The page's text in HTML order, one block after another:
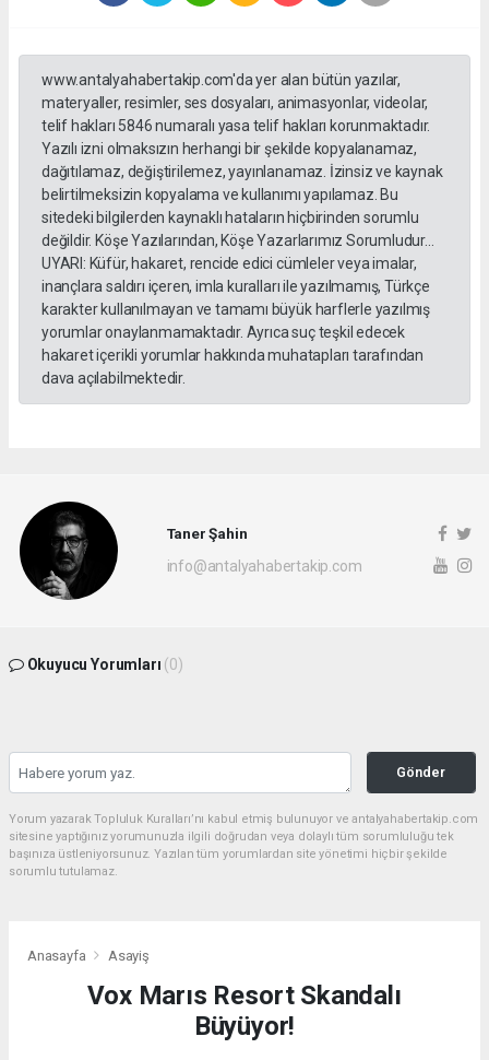
www.antalyahabertakip.com'da yer alan bütün yazılar,
materyaller, resimler, ses dosyaları, animasyonlar, videolar,
telif hakları 5846 numaralı yasa telif hakları korunmaktadır.
Yazılı izni olmaksızın herhangi bir şekilde kopyalanamaz,
dağıtılamaz, değiştirilemez, yayınlanamaz. İzinsiz ve kaynak
belirtilmeksizin kopyalama ve kullanımı yapılamaz. Bu
sitedeki bilgilerden kaynaklı hataların hiçbirinden sorumlu
değildir. Köşe Yazılarından, Köşe Yazarlarımız Sorumludur...
UYARI: Küfür, hakaret, rencide edici cümleler veya imalar,
inançlara saldırı içeren, imla kuralları ile yazılmamış, Türkçe
karakter kullanılmayan ve tamamı büyük harflerle yazılmış
yorumlar onaylanmamaktadır. Ayrıca suç teşkil edecek
hakaret içerikli yorumlar hakkında muhatapları tarafından
dava açılabilmektedir.
Taner Şahin
info@antalyahabertakip.com
Okuyucu Yorumları (0)
Gönder
Yorum yazarak Topluluk Kuralları’nı kabul etmiş bulunuyor ve antalyahabertakip.com
sitesine yaptığınız yorumunuzla ilgili doğrudan veya dolaylı tüm sorumluluğu tek
başınıza üstleniyorsunuz. Yazılan tüm yorumlardan site yönetimi hiçbir şekilde
sorumlu tutulamaz.
Anasayfa Asayiş
Vox Marıs Resort Skandalı
Büyüyor!